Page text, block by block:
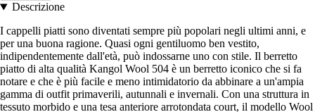
Descrizione
I cappelli piatti sono diventati sempre più popolari negli ultimi anni, e
per una buona ragione. Quasi ogni gentiluomo ben vestito,
indipendentemente dall'età, può indossarne uno con stile. Il berretto
piatto di alta qualità Kangol Wool 504 è un berretto iconico che si fa
notare e che è più facile e meno intimidatorio da abbinare a un'ampia
gamma di outfit primaverili, autunnali e invernali. Con una struttura in
tessuto morbido e una tesa anteriore arrotondata court, il modello Wool